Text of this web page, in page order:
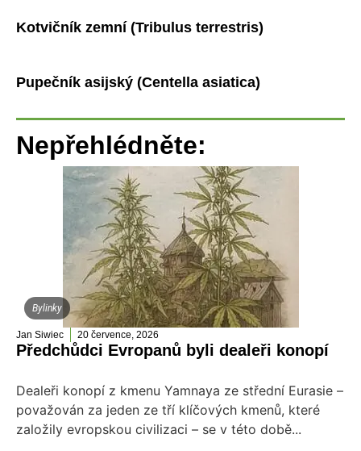
Kotvičník zemní (Tribulus terrestris)
Pupečník asijský (Centella asiatica)
Nepřehlédněte:
Bylinky
Jan Siwiec 20 července, 2026
Předchůdci Evropanů byli dealeři konopí
Dealeři konopí z kmenu Yamnaya ze střední Eurasie –
považován za jeden ze tří klíčových kmenů, které
založily evropskou civilizaci – se v této době...